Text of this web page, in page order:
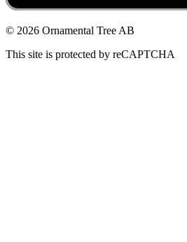
© 2026 Ornamental Tree AB
This site is protected by reCAPTCHA